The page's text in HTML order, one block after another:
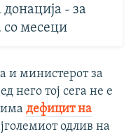
- за
со месеци
и министерот за
него тој сега не е
дефицит на
одлив на